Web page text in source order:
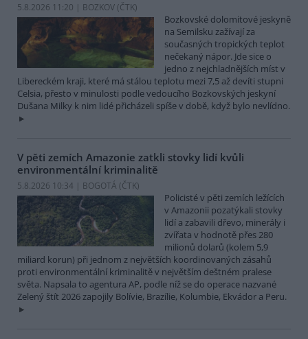
5.8.2026 11:20 | BOZKOV (ČTK)
Bozkovské dolomitové jeskyně
na Semilsku zažívají za
současných tropických teplot
nečekaný nápor. Jde sice o
jedno z nejchladnějších míst v
Libereckém kraji, které má stálou teplotu mezi 7,5 až devíti stupni
Celsia, přesto v minulosti podle vedoucího Bozkovských jeskyní
Dušana Milky k nim lidé přicházeli spíše v době, když bylo nevlídno.
V pěti zemích Amazonie zatkli stovky lidí kvůli
environmentální kriminalitě
5.8.2026 10:34 | BOGOTÁ (ČTK)
Policisté v pěti zemích ležících
v Amazonii pozatýkali stovky
lidí a zabavili dřevo, minerály i
zvířata v hodnotě přes 280
milionů dolarů (kolem 5,9
miliard korun) při jednom z největších koordinovaných zásahů
proti environmentální kriminalitě v největším deštném pralese
světa. Napsala to agentura AP, podle níž se do operace nazvané
Zelený štít 2026 zapojily Bolívie, Brazílie, Kolumbie, Ekvádor a Peru.